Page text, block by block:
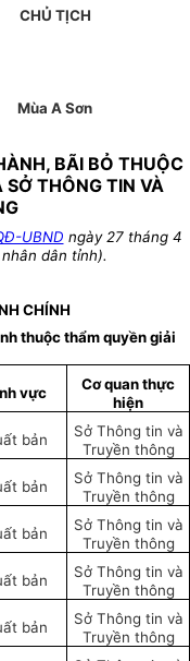
CHỦ TỊCH
Mùa A Sơn
BÃI BỎ THUỘC
THÔNG TIN VÀ
UBND ngày 27 tháng 4
dân tỉnh).
CHÍNH
thuộc thẩm quyền giải
vực
Cơ quan thực
hiện
bản
Sở Thông tin và
Truyền thông
bản
Sở Thông tin và
Truyền thông
bản
Sở Thông tin và
Truyền thông
bản
Sở Thông tin và
Truyền thông
bản
Sở Thông tin và
Truyền thông